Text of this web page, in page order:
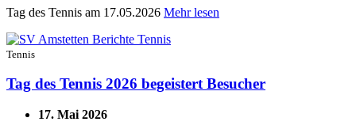
Tag des Tennis am 17.05.2026 Mehr lesen
Tennis
Tag des Tennis 2026 begeistert Besucher
17. Mai 2026